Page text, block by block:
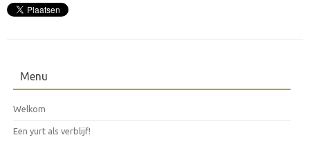
Menu
Welkom
Een yurt als verblijf!